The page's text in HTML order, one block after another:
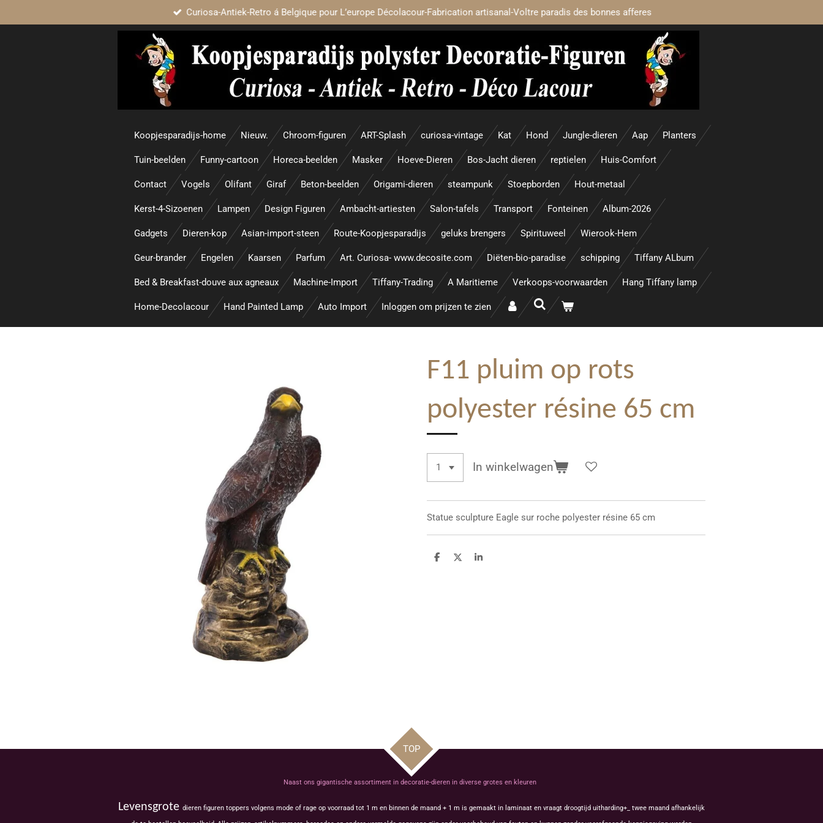
Curiosa-Antiek-Retro á Belgique pour L’europe Décolacour-Fabrication artisanal-Voltre paradis des bonnes afferes
Koopjesparadijs-home Nieuw. Chroom-figuren ART-Splash curiosa-vintage Kat Hond Jungle-dieren Aap Planters
Tuin-beelden Funny-cartoon Horeca-beelden Masker Hoeve-Dieren Bos-Jacht dieren reptielen Huis-Comfort
Contact Vogels Olifant Giraf Beton-beelden Origami-dieren steampunk Stoepborden Hout-metaal
Kerst-4-Sizoenen Lampen Design Figuren Ambacht-artiesten Salon-tafels Transport Fonteinen Album-2026
Gadgets Dieren-kop Asian-import-steen Route-Koopjesparadijs geluks brengers Spirituweel Wierook-Hem
Geur-brander Engelen Kaarsen Parfum Art. Curiosa- www.decosite.com Diëten-bio-paradise schipping Tiffany ALbum
Bed & Breakfast-douve aux agneaux Machine-Import Tiffany-Trading A Maritieme Verkoops-voorwaarden Hang Tiffany lamp
Home-Decolacour Hand Painted Lamp Auto Import Inloggen om prijzen te zien
F11 pluim op rots
polyester résine 65 cm
In winkelwagen
Statue sculpture Eagle sur roche polyester résine 65 cm
D
D
S
TOP
Naast ons gigantische assortiment in decoratie-dieren in diverse grotes en kleuren
Levensgrote dieren figuren toppers volgens mode of rage op voorraad tot 1 m en binnen de maand + 1 m is gemaakt in laminaat en vraagt droogtijd uitharding+_ twee maand afhankelijk